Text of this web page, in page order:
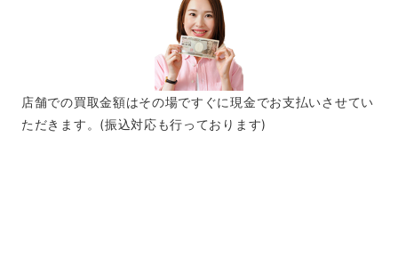
店舗での買取金額はその場ですぐに現金でお支払いさせてい
ただきます。(振込対応も行っております)